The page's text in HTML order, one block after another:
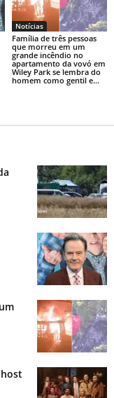
Notícias
Família de três pessoas
que morreu em um
grande incêndio no
apartamento da vovó em
Wiley Park se lembra do
homem como gentil e...